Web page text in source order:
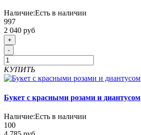
Наличие:Есть в наличии
997
2 040 руб
+
-
КУПИТЬ
Букет с красными розами и диантусом
Наличие:Есть в наличии
100